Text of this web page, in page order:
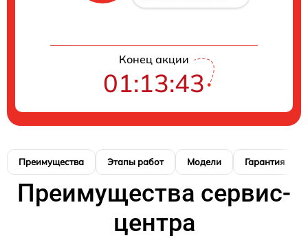
Конец акции
01:13:42
Преимущества Этапы работ Модели Гарантия
Преимущества сервис-
центра